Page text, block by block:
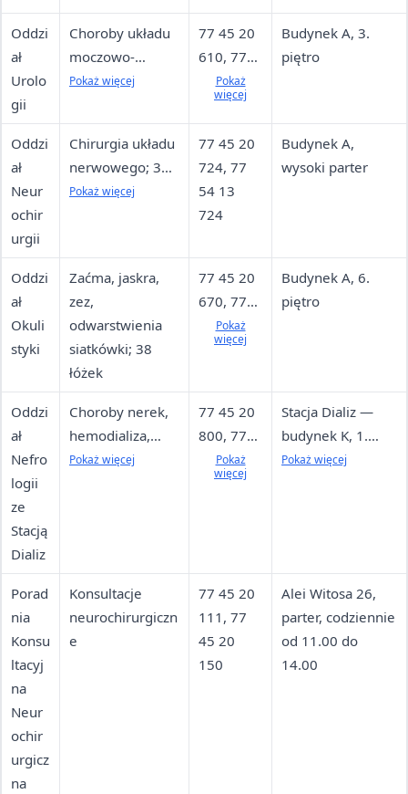
łóżek,
całodobowy
dyżur do 18. r.ż.
Oddzi
ał
Urolo
gii
Choroby układu
moczowo-
płciowego u
układu
moczowego u
kobiet; 25 łóżek
Pokaż więcej
77 45 20
610, 77
45 20
611, 77
45 20
612, 77
45 20
614, 77
45 20
Pokaż
więcej
Budynek A, 3.
piętro
Oddzi
ał
Neur
ochir
urgii
Chirurgia układu
nerwowego; 35
łóżek (28 w
7 intensywnego
nadzoru)
Pokaż więcej
77 45 20
724, 77
54 13
724
Budynek A,
wysoki parter
Oddzi
ał
Okuli
styki
Zaćma, jaskra,
zez,
odwarstwienia
siatkówki; 38
łóżek
77 45 20
670, 77
45 20
671, 77
672, 77
45 20
675, 77
45 20
Pokaż
więcej
Budynek A, 6.
piętro
Oddzi
ał
Nefro
logii
ze
Stacją
Dializ
Choroby nerek,
hemodializa,
hemodiafiltracja,
Pokaż więcej
77 45 20
800, 77
45 20
812, 77
802, 77
45 20
805
Pokaż
więcej
Stacja Dializ —
budynek K, 1.
piętro; Oddział —
Pokaż więcej
Porad
nia
Konsu
ltacyj
na
Neur
ochir
urgicz
na
Konsultacje
neurochirurgiczn
e
77 45 20
111, 77
45 20
150
Alei Witosa 26,
parter, codziennie
od 11.00 do
14.00